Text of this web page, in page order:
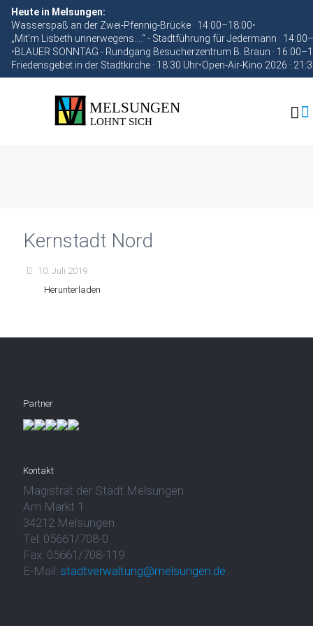
Heute in Melsungen:
Wasserspaß an der Zwei-Pfennig-Brücke · 14:00–18:00•
„Mit’m Lisbeth unnerwegens….“ - Stadtführung für Jedermann ·
•BLAUER SONNTAG - Rundgang Besucherzentrum B. Braun ·
Friedensgebet in der Stadtkirche · 18:30 Uhr•Open-Air-Kino 2026 ·
Kernstadt Nord
10. Juli 2019
Herunterladen
Partner
Kontakt
Magistrat der Stadt Melsungen
Am Markt 1
34212 Melsungen
Tel: 05661/708-0
Fax: 05661/708-119
E-Mail: stadtverwaltung@melsungen.de